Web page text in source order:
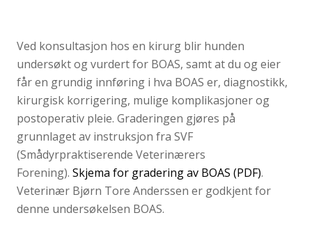
Ved konsultasjon hos en kirurg blir hunden
undersøkt og vurdert for BOAS, samt at du og eier
får en grundig innføring i hva BOAS er, diagnostikk,
kirurgisk korrigering, mulige komplikasjoner og
postoperativ pleie. Graderingen gjøres på
grunnlaget av instruksjon fra SVF
(Smådyrpraktiserende Veterinærers
Forening). Skjema for gradering av BOAS (PDF).
Veterinær Bjørn Tore Anderssen er godkjent for
denne undersøkelsen BOAS.